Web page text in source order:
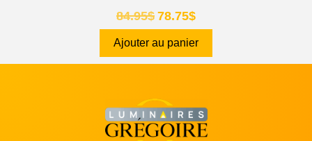
84.95$ 78.75$
Ajouter au panier